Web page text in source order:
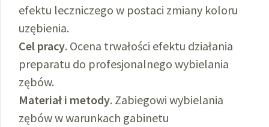
efektu leczniczego w postaci zmiany koloru
uzębienia.
Cel pracy. Ocena trwałości efektu działania
preparatu do profesjonalnego wybielania
zębów.
Materiał i metody. Zabiegowi wybielania
zębów w warunkach gabinetu